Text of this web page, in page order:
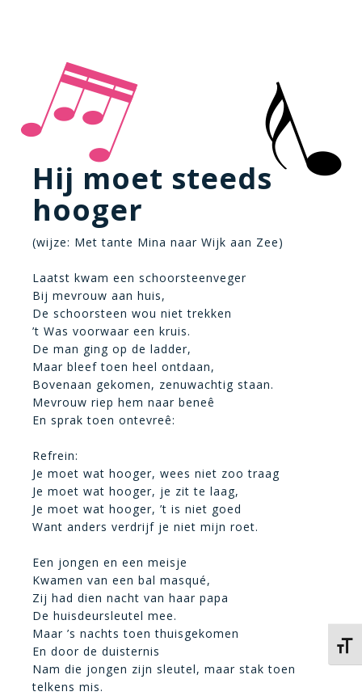
Hij moet steeds
hooger
(wijze: Met tante Mina naar Wijk aan Zee)
Laatst kwam een schoorsteenveger
Bij mevrouw aan huis,
De schoorsteen wou niet trekken
’t Was voorwaar een kruis.
De man ging op de ladder,
Maar bleef toen heel ontdaan,
Bovenaan gekomen, zenuwachtig staan.
Mevrouw riep hem naar beneê
En sprak toen ontevreê:
Refrein:
Je moet wat hooger, wees niet zoo traag
Je moet wat hooger, je zit te laag,
Je moet wat hooger, ’t is niet goed
Want anders verdrijf je niet mijn roet.
Een jongen en een meisje
Kwamen van een bal masqué,
Zij had dien nacht van haar papa
De huisdeursleutel mee.
Maar ’s nachts toen thuisgekomen
En door de duisternis
Nam die jongen zijn sleutel, maar stak toen
telkens mis.